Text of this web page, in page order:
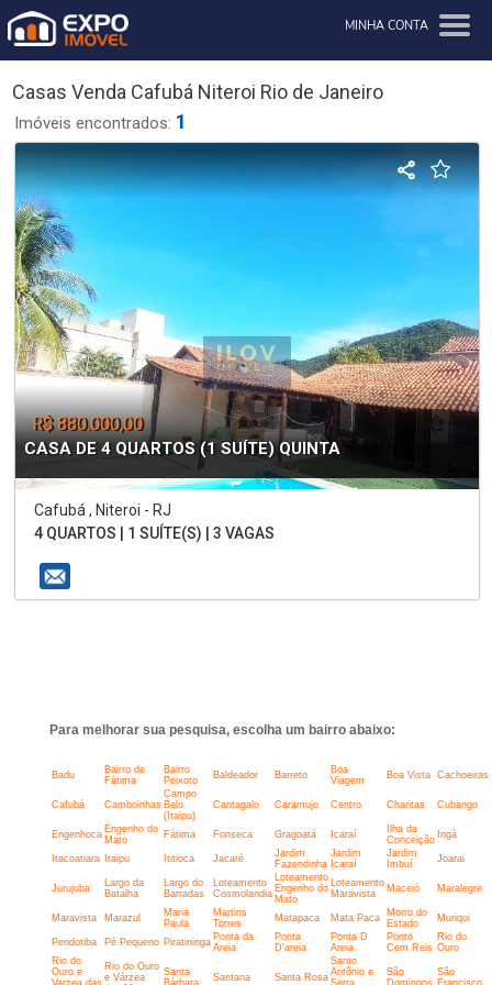
MINHA CONTA
Casas Venda Cafubá Niteroi Rio de Janeiro
Imóveis encontrados: 1
R$ 880.000,00
CASA DE 4 QUARTOS (1 SUÍTE) QUINTA
Cafubá , Niteroi - RJ
4 QUARTOS | 1 SUÍTE(S) | 3 VAGAS
Para melhorar sua pesquisa, escolha um bairro abaixo:
Badu
Bairro de
Fátima
Bairro
Peixoto
Baldeador Barreto
Boa
Viagem
Boa Vista Cachoeiras
Cafubá Camboinhas
Campo
Belo
(Itaipu)
Cantagalo Caramujo Centro Charitas Cubango
Engenhoca Engenho do
Mato
Fátima Fonseca Gragoatá Icaraí
Ilha da
Conceição Ingá
Itacoatiara Itaipu Ititioca Jacaré
Jardim
Fazendinha
Jardim
Icaraí
Jardim
Imbuí
Joarai
Jurujuba
Largo da
Batalha
Largo do
Barradas
Loteamento
Cosmolandia
Loteamento
Engenho do
Mato
Loteamento
Maravista
Maceió Maralegre
Maravista Marazul
Maria
Paula
Martins
Torres
Matapaca Mata Paca
Morro do
Estado
Muriqui
Pendotiba Pé Pequeno Piratininga Ponta da
Areia
Ponta
D'areia
Ponta D
Areia
Ponto
Cem Reis
Rio do
Ouro
Rio do
Ouro e
Rio do Ouro
e Várzea
Santa
Santana Santa Rosa
Santo
Antônio e
São
São